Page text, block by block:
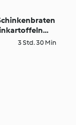
3 Std. 30 Min